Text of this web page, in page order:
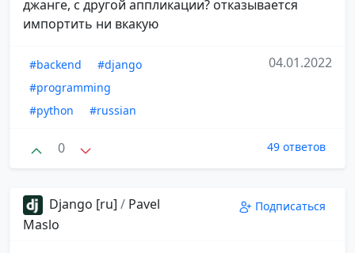
джанге, с другой аппликации? отказывается
импортить ни вкакую
#backend
#django
#programming
#python
#russian
04.01.2022
0 49 ответов
Django [ru] / Pavel
Maslo
Подписаться